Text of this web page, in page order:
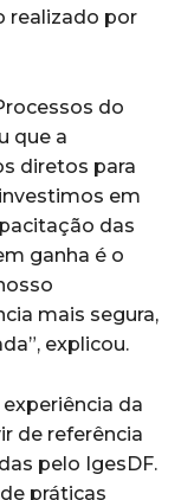
realizado por
do
que a
diretos para
em
das
ganha é o
mais segura,
explicou.
da
de referência
pelo IgesDF.
práticas